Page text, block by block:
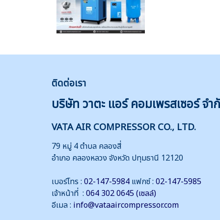
ติดต่อเรา
บริษัท วาตะ แอร์ คอมเพรสเซอร์ จำ
VATA AIR COMPRESSOR CO., LTD.
79 หมู่ 4 ตำบล คลองสี่
อำเภอ คลองหลวง จังหวัด ปทุมธานี 12120
เบอร์โทร : 02-147-5984 แฟกซ์ : 02-147-5985
เจ้าหน้าที่ : 064 302 0645 (เซลล์)
อีเมล : info@vataaircompressor.com